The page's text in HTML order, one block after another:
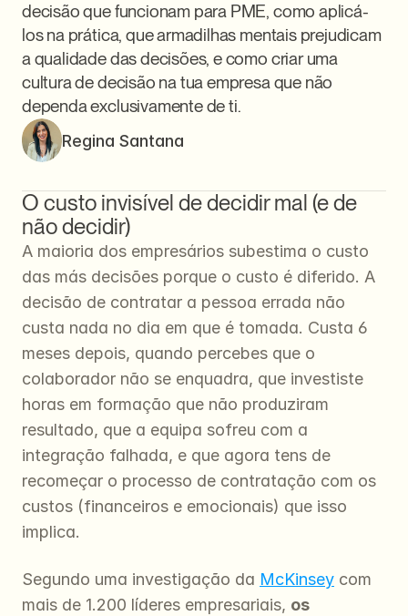
decisão que funcionam para PME, como aplicá-
los na prática, que armadilhas mentais prejudicam
a qualidade das decisões, e como criar uma
cultura de decisão na tua empresa que não
dependa exclusivamente de ti.
Regina Santana
O custo invisível de decidir mal (e de
não decidir)
A maioria dos empresários subestima o custo
das más decisões porque o custo é diferido. A
decisão de contratar a pessoa errada não
custa nada no dia em que é tomada. Custa 6
meses depois, quando percebes que o
colaborador não se enquadra, que investiste
horas em formação que não produziram
resultado, que a equipa sofreu com a
integração falhada, e que agora tens de
recomeçar o processo de contratação com os
custos (financeiros e emocionais) que isso
implica.
Segundo uma investigação da McKinsey com
mais de 1.200 líderes empresariais, os